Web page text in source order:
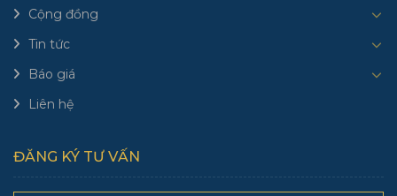
Cộng đồng
Tin tức
Báo giá
Liên hệ
ĐĂNG KÝ TƯ VẤN